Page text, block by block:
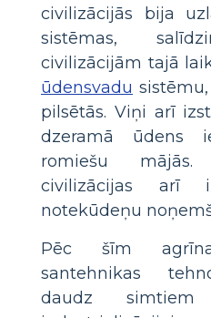
civilizācijās bija
sistēmas,
civilizācijām tajā
ūdensvadu
pilsētās. Viņi arī
dzeramā ūdens
romiešu
civilizācijas arī
notekūdeņu
Pēc šīm
santehnikas
daudz simtiem